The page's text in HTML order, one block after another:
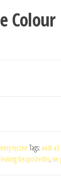
Colour
ręczne Tags: audi
leasing bezpośredni, vw